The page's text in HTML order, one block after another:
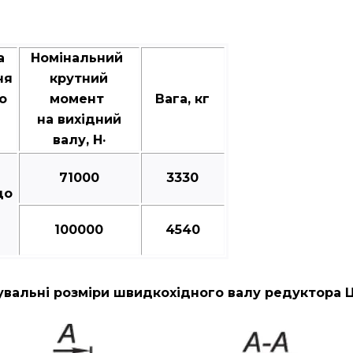
Номінальний
крутний
момент
на вихідний
валу, Н·
Вага, кг
71000 3330
100000 4540
розміри швидкохідного валу редуктора